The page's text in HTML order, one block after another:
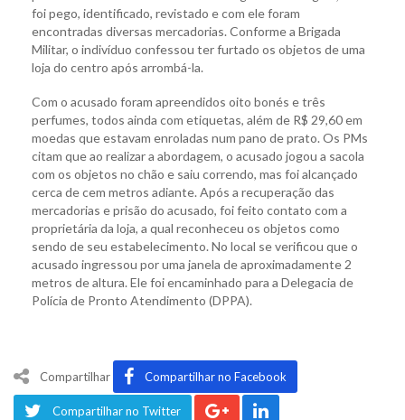
foi pego, identificado, revistado e com ele foram
encontradas diversas mercadorias. Conforme a Brigada
Militar, o indivíduo confessou ter furtado os objetos de uma
loja do centro após arrombá-la.
Com o acusado foram apreendidos oito bonés e três
perfumes, todos ainda com etiquetas, além de R$ 29,60 em
moedas que estavam enroladas num pano de prato. Os PMs
citam que ao realizar a abordagem, o acusado jogou a sacola
com os objetos no chão e saiu correndo, mas foi alcançado
cerca de cem metros adiante. Após a recuperação das
mercadorias e prisão do acusado, foi feito contato com a
proprietária da loja, a qual reconheceu os objetos como
sendo de seu estabelecimento. No local se verificou que o
acusado ingressou por uma janela de aproximadamente 2
metros de altura. Ele foi encaminhado para a Delegacia de
Polícia de Pronto Atendimento (DPPA).
Compartilhar Compartilhar no Facebook
Compartilhar no Twitter